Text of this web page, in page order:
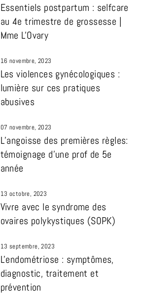
Essentiels postpartum : selfcare
au 4e trimestre de grossesse |
Mme L'Ovary
16 novembre, 2023
Les violences gynécologiques :
lumière sur ces pratiques
abusives
07 novembre, 2023
L’angoisse des premières règles:
témoignage d’une prof de 5e
année
13 octobre, 2023
Vivre avec le syndrome des
ovaires polykystiques (SOPK)
13 septembre, 2023
L'endométriose : symptômes,
diagnostic, traitement et
prévention